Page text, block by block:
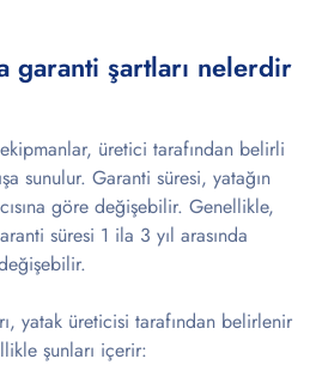
garanti şartları nelerdir
üretici tarafından belirli
sunulur. Garanti süresi, yatağın
göre değişebilir. Genellikle,
süresi 1 ila 3 yıl arasında
yatak üreticisi tarafından belirlenir
şunları içerir: